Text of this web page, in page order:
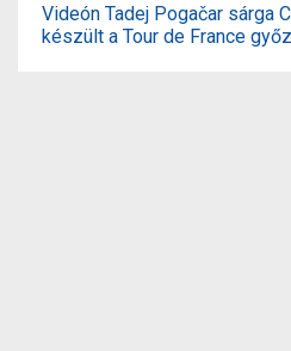
Videón Tadej Pogačar sárga
készült a Tour de France